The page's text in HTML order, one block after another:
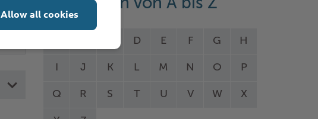
Leistungen von A bis Z
D E F G H
J K L M N O P
Q R S T U V W X
Allow all cookies